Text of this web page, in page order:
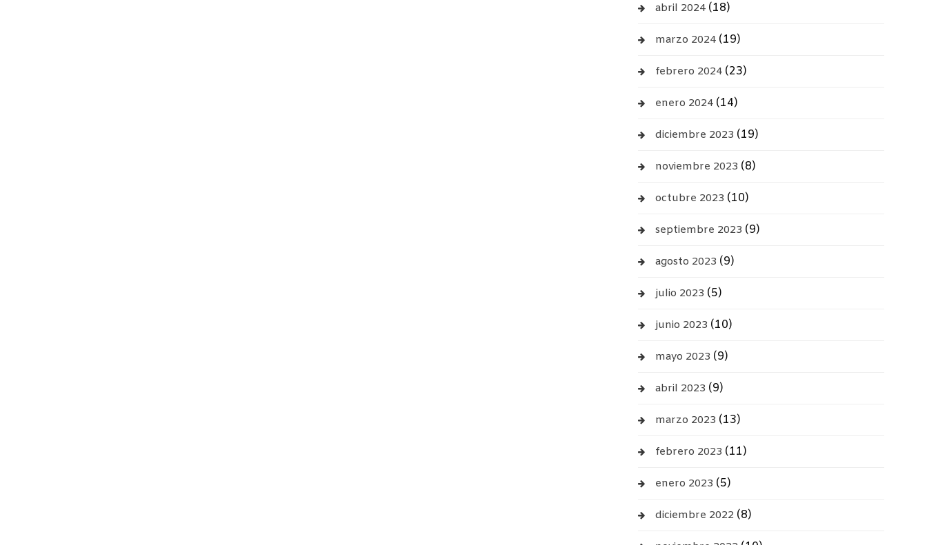
abril 2024 (18)
marzo 2024 (19)
febrero 2024 (23)
enero 2024 (14)
diciembre 2023 (19)
noviembre 2023 (8)
octubre 2023 (10)
septiembre 2023 (9)
agosto 2023 (9)
julio 2023 (5)
junio 2023 (10)
mayo 2023 (9)
abril 2023 (9)
marzo 2023 (13)
febrero 2023 (11)
enero 2023 (5)
diciembre 2022 (8)